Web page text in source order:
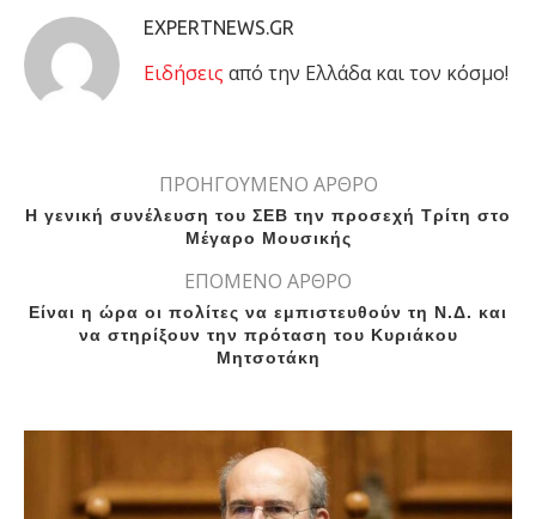
EXPERTNEWS.GR
Eιδήσεις από την Ελλάδα και τον κόσμο!
ΠΡΟΗΓΟΥΜΕΝΟ ΑΡΘΡΟ
Η γενική συνέλευση του ΣΕΒ την προσεχή Τρίτη στο
Μέγαρο Μουσικής
ΕΠΟΜΕΝΟ ΑΡΘΡΟ
Eίναι η ώρα οι πολίτες να εμπιστευθούν τη Ν.Δ. και
να στηρίξουν την πρόταση του Κυριάκου
Μητσοτάκη